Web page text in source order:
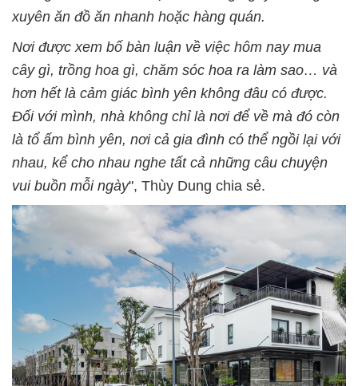
xuyên ăn đồ ăn nhanh hoặc hàng quán.
Nơi được xem bố bàn luận về việc hôm nay mua
cây gì, trồng hoa gì, chăm sóc hoa ra làm sao… và
hơn hết là cảm giác bình yên không đâu có được.
Đối với mình, nhà không chỉ là nơi để về mà đó còn
là tổ ấm bình yên, nơi cả gia đình có thể ngồi lại với
nhau, kể cho nhau nghe tất cả những câu chuyện
vui buồn mỗi ngày", Thùy Dung chia sẻ.